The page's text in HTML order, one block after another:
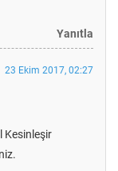
Yanıtla
23 Ekim 2017, 02:27
Kesinleşir